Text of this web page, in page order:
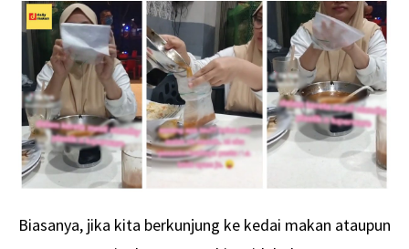
Biasanya, jika kita berkunjung ke kedai makan ataupun